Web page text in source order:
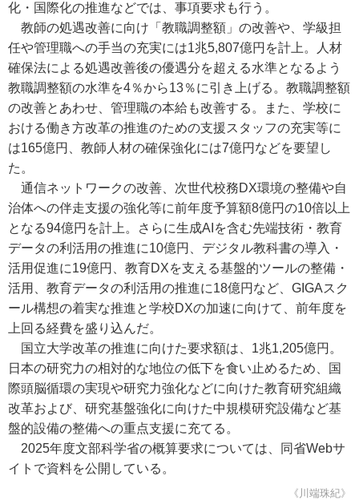
化・国際化の推進などでは、事項要求も行う。
教師の処遇改善に向け「教職調整額」の改善や、学級担
任や管理職への手当の充実には1兆5,807億円を計上。人材
確保法による処遇改善後の優遇分を超える水準となるよう
教職調整額の水準を4％から13％に引き上げる。教職調整額
の改善とあわせ、管理職の本給も改善する。また、学校に
おける働き方改革の推進のための支援スタッフの充実等に
は165億円、教師人材の確保強化には7億円などを要望し
た。
通信ネットワークの改善、次世代校務DX環境の整備や自
治体への伴走支援の強化等に前年度予算額8億円の10倍以上
となる94億円を計上。さらに生成AIを含む先端技術・教育
データの利活用の推進に10億円、デジタル教科書の導入・
活用促進に19億円、教育DXを支える基盤的ツールの整備・
活用、教育データの利活用の推進に18億円など、GIGAスク
ール構想の着実な推進と学校DXの加速に向けて、前年度を
上回る経費を盛り込んだ。
国立大学改革の推進に向けた要求額は、1兆1,205億円。
日本の研究力の相対的な地位の低下を食い止めるため、国
際頭脳循環の実現や研究力強化などに向けた教育研究組織
改革および、研究基盤強化に向けた中規模研究設備など基
盤的設備の整備への重点支援に充てる。
2025年度文部科学省の概算要求については、同省Webサ
イトで資料を公開している。
《川端珠紀》